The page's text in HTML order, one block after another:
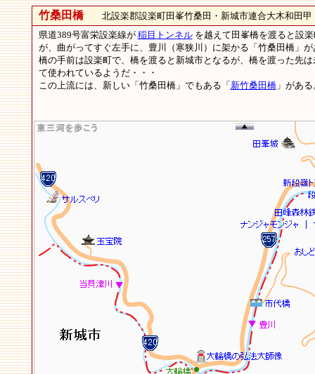
竹桑田橋北設楽郡設楽町田峯竹桑田・新城市連合大木和田甲
県道389号富栄設楽線が 稲目トンネルを越えて田峯橋を渡ると設
が、曲がってすぐ左手に、豊川（寒狭川）に架かる「竹桑田橋」が
橋の手前は設楽町で、橋を渡ると新城市となるが、橋を渡った先
て使われているようだ・・・
この上流には、新しい「竹桑田橋」でもある「 新竹桑田橋」がある